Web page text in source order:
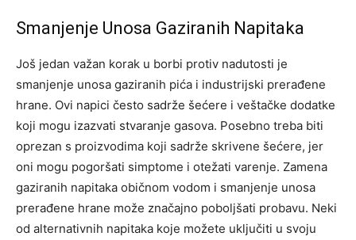
Smanjenje Unosa Gaziranih Napitaka
Još jedan važan korak u borbi protiv nadutosti je
smanjenje unosa gaziranih pića i industrijski prerađene
hrane. Ovi napici često sadrže šećere i veštačke dodatke
koji mogu izazvati stvaranje gasova. Posebno treba biti
oprezan s proizvodima koji sadrže skrivene šećere, jer
oni mogu pogoršati simptome i otežati varenje. Zamena
gaziranih napitaka običnom vodom i smanjenje unosa
prerađene hrane može značajno poboljšati probavu. Neki
od alternativnih napitaka koje možete uključiti u svoju